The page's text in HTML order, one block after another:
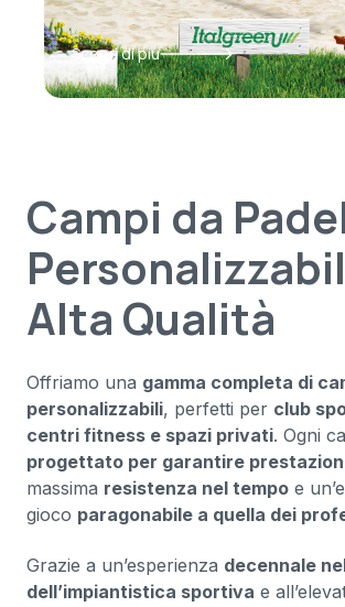
Scopri di più
Campi da
Alta Qualità
Offriamo una gamma completa di
personalizzabili, perfetti per club
centri fitness e spazi privati. Ogni
progettato per garantire
massima resistenza nel tempo e
gioco paragonabile a quella dei
Grazie a un’esperienza decennale
dell’impiantistica sportiva e